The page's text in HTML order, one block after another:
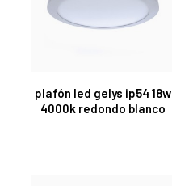
plafón led gelys ip54 18w
4000k redondo blanco